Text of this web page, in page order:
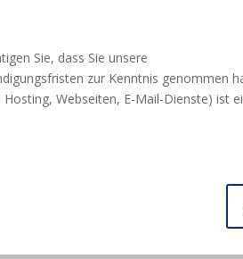
Sie, dass Sie unsere
zur Kenntnis genommen
Webseiten, E-Mail-Dienste) ist